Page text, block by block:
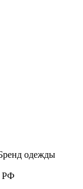
одежды
РФ